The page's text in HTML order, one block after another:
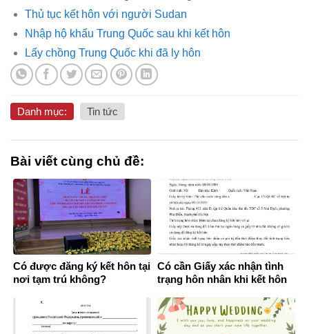
Thủ tục kết hôn với người Sudan
Nhập hộ khẩu Trung Quốc sau khi kết hôn
Lấy chồng Trung Quốc khi đã ly hôn
Danh mục: Tin tức
Bài viết cùng chủ đề:
Có được đăng ký kết hôn tại
nơi tạm trú không?
Có cần Giấy xác nhận tình
trạng hôn nhân khi kết hôn